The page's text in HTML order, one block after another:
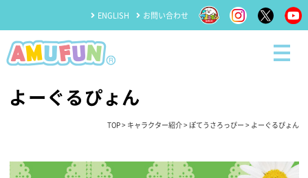
ENGLISH お問い合わせ
よーぐるぴょん
TOP> キャラクター紹介> ぽてうさろっぴー > よーぐるぴょん